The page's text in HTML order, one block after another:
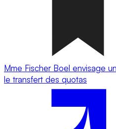
Mme Fischer Boel envisage
le transfert des quotas